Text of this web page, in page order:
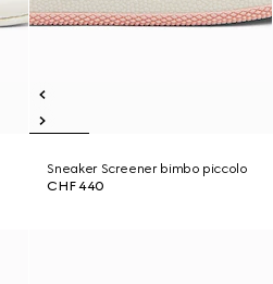
Sneaker Screener bimbo piccolo
CHF 440